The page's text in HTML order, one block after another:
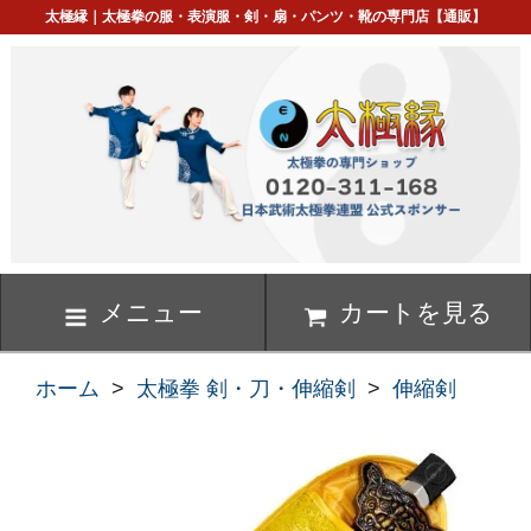
太極縁｜太極拳の服・表演服・剣・扇・パンツ・靴の専門店【通販】
メニュー カートを見る
ホーム > 太極拳 剣・刀・伸縮剣 > 伸縮剣